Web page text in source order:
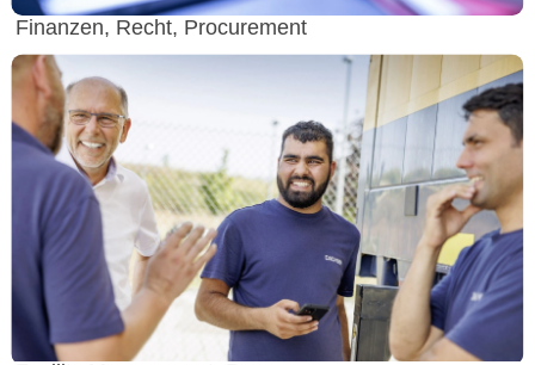
Finanzen, Recht, Procurement